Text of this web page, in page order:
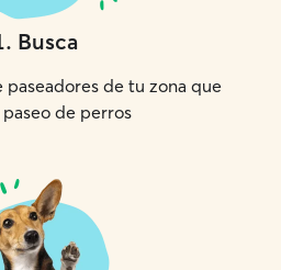
. Busca
de tu zona que
de perros